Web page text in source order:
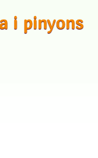
i pinyons